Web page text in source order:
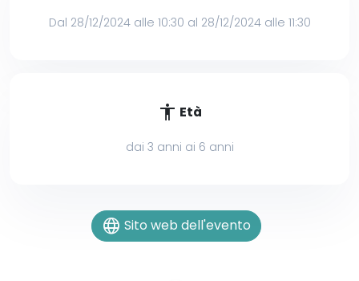
Dal 28/12/2024 alle 10:30 al 28/12/2024 alle 11:30
accessibility Età
dai 3 anni ai 6 anni
language Sito web dell'evento